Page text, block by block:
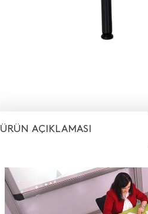
ÜRÜN AÇIKLAMASI